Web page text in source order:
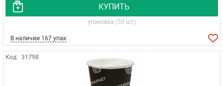
КУПИТЬ
упаковка (50 шт)
В наличии 167 упак
Код: 31798